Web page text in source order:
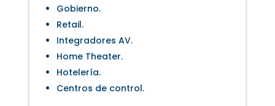
Gobierno.
Retail.
Integradores AV.
Home Theater.
Hotelería.
Centros de control.